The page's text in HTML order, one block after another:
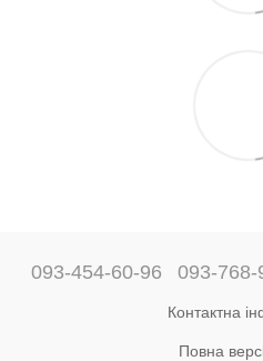
093-454-60-96 093-768-
Контактна
Повна